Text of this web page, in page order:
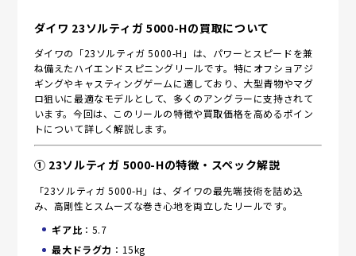
ダイワ 23ソルティガ 5000-Hの買取について
ダイワの「23ソルティガ 5000-H」は、パワーとスピードを兼
ね備えたハイエンドスピニングリールです。特にオフショアジ
ギングやキャスティングゲームに適しており、大型青物やマグ
ロ狙いに最適なモデルとして、多くのアングラーに支持されて
います。今回は、このリールの特徴や買取価格を高めるポイン
トについて詳しく解説します。
① 23ソルティガ 5000-Hの特徴・スペック解説
「23ソルティガ 5000-H」は、ダイワの最先端技術を詰め込
み、高剛性とスムーズな巻き心地を両立したリールです。
ギア比 ：5.7
最大ドラグ力 ：15kg